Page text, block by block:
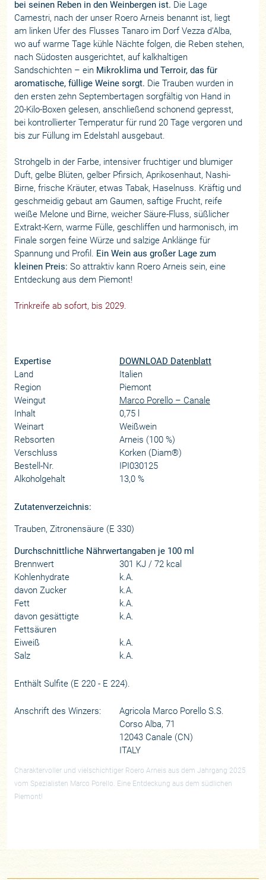
bei seinen Reben in den Weinbergen ist. Die Lage
Camestri, nach der unser Roero Arneis benannt ist, liegt
am linken Ufer des Flusses Tanaro im Dorf Vezza d’Alba,
wo auf warme Tage kühle Nächte folgen, die Reben stehen,
nach Südosten ausgerichtet, auf kalkhaltigen
Sandschichten – ein Mikroklima und Terroir, das für
aromatische, füllige Weine sorgt. Die Trauben wurden in
den ersten zehn Septembertagen sorgfältig von Hand in
20-Kilo-Boxen gelesen, anschließend schonend gepresst,
bei kontrollierter Temperatur für rund 20 Tage vergoren und
bis zur Füllung im Edelstahl ausgebaut.
Strohgelb in der Farbe, intensiver fruchtiger und blumiger
Duft, gelbe Blüten, gelber Pfirsich, Aprikosenhaut, Nashi-
Birne, frische Kräuter, etwas Tabak, Haselnuss. Kräftig und
geschmeidig gebaut am Gaumen, saftige Frucht, reife
weiße Melone und Birne, weicher Säure-Fluss, süßlicher
Extrakt-Kern, warme Fülle, geschliffen und harmonisch, im
Finale sorgen feine Würze und salzige Anklänge für
Spannung und Profil. Ein Wein aus großer Lage zum
kleinen Preis: So attraktiv kann Roero Arneis sein, eine
Entdeckung aus dem Piemont!
Trinkreife ab sofort, bis 2029.
Expertise
DOWNLOAD Datenblatt
Land
Italien
Region
Piemont
Weingut
Marco Porello – Canale
Inhalt
0,75 l
Weinart
Weißwein
Rebsorten
Arneis (100 %)
Verschluss
Korken (Diam®)
Bestell-Nr.
IPI030125
Alkoholgehalt
13,0 %
Zutatenverzeichnis:
Trauben, Zitronensäure (E 330)
Durchschnittliche Nährwertangaben je 100 ml
Brennwert
301 KJ / 72 kcal
Kohlenhydrate
k.A.
davon Zucker
k.A.
Fett
k.A.
davon gesättigte
Fettsäuren
k.A.
Eiweiß
k.A.
Salz
k.A.
Enthält Sulfite (E 220 - E 224).
Anschrift des Winzers:
Agricola Marco Porello S.S.
Corso Alba, 71
12043 Canale (CN)
ITALY
Charaktervoller und vielschichtiger Roero Arneis aus dem Jahrgang 2025
vom Spezialisten Marco Porello. Eine Entdeckung aus dem südlichen
Piemont!